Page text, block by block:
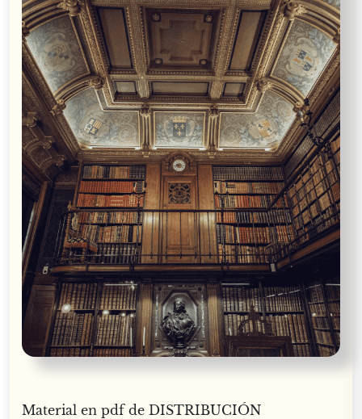
Material en pdf de DISTRIBUCIÓN